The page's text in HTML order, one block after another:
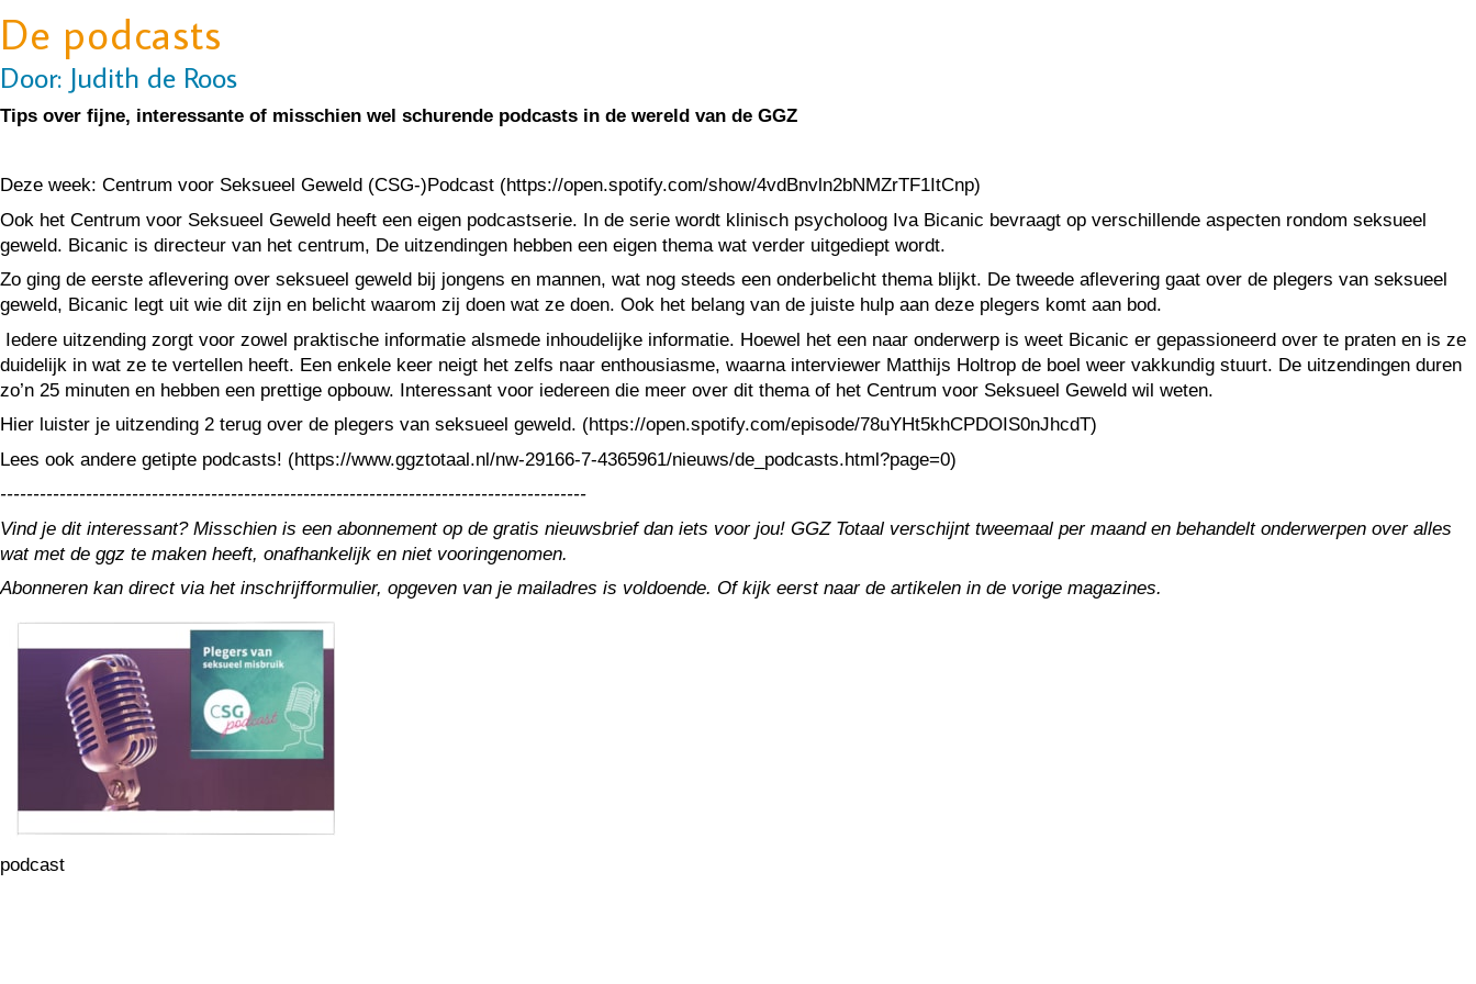
De podcasts
Door: Judith de Roos
Tips over fijne, interessante of misschien wel schurende podcasts in de wereld van de GGZ
Deze week: Centrum voor Seksueel Geweld (CSG-)Podcast (https://open.spotify.com/show/4vdBnvln2bNMZrTF1ItCnp)
Ook het Centrum voor Seksueel Geweld heeft een eigen podcastserie. In de serie wordt klinisch psycholoog Iva Bicanic bevraagt op verschillende aspecten rondom seksueel
geweld. Bicanic is directeur van het centrum, De uitzendingen hebben een eigen thema wat verder uitgediept wordt.
Zo ging de eerste aflevering over seksueel geweld bij jongens en mannen, wat nog steeds een onderbelicht thema blijkt. De tweede aflevering gaat over de plegers van seksueel
geweld, Bicanic legt uit wie dit zijn en belicht waarom zij doen wat ze doen. Ook het belang van de juiste hulp aan deze plegers komt aan bod.
Iedere uitzending zorgt voor zowel praktische informatie alsmede inhoudelijke informatie. Hoewel het een naar onderwerp is weet Bicanic er gepassioneerd over te praten en is ze
duidelijk in wat ze te vertellen heeft. Een enkele keer neigt het zelfs naar enthousiasme, waarna interviewer Matthijs Holtrop de boel weer vakkundig stuurt. De uitzendingen duren
zo’n 25 minuten en hebben een prettige opbouw. Interessant voor iedereen die meer over dit thema of het Centrum voor Seksueel Geweld wil weten.
Hier luister je uitzending 2 terug over de plegers van seksueel geweld. (https://open.spotify.com/episode/78uYHt5khCPDOIS0nJhcdT)
Lees ook andere getipte podcasts! (https://www.ggztotaal.nl/nw-29166-7-4365961/nieuws/de_podcasts.html?page=0)
-----------------------------------------------------------------------------------------
Vind je dit interessant? Misschien is een abonnement op de gratis nieuwsbrief dan iets voor jou! GGZ Totaal verschijnt tweemaal per maand en behandelt onderwerpen over alles
wat met de ggz te maken heeft, onafhankelijk en niet vooringenomen.
Abonneren kan direct via het inschrijfformulier, opgeven van je mailadres is voldoende. Of kijk eerst naar de artikelen in de vorige magazines.
podcast